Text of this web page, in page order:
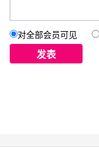
对全部会员可见